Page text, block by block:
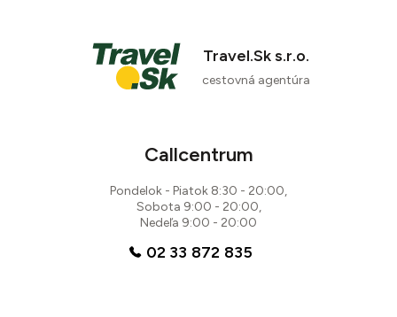
Travel.Sk s.r.o.
cestovná agentúra
Callcentrum
Pondelok - Piatok 8:30 - 20:00,
Sobota 9:00 - 20:00,
Nedeľa 9:00 - 20:00
02 33 872 835